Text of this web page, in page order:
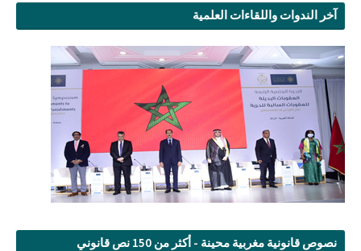
آخر الندوات واللقاءات العلمية
نصوص قانونية مغربية محينة - أكثر من 150 نص قانوني